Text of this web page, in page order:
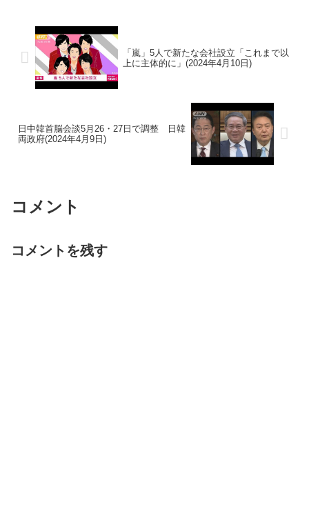
「嵐」5人で新たな会社設立「これまで以
上に主体的に」(2024年4月10日)
日中韓首脳会談5月26・27日で調整 日韓
両政府(2024年4月9日)
コメント
コメントを残す